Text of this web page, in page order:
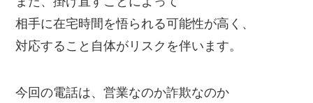
相手に在宅時間を悟られる可能性が高く、
対応すること自体がリスクを伴います。
今回の電話は、営業なのか詐欺なのか